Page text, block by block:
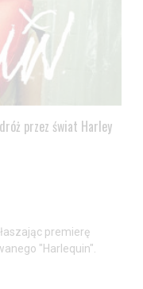
przez świat Harley
premierę
"Harlequin".